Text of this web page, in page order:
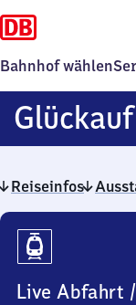
Bahnhof wählen
Glückauf
Reiseinfos
Reiseinfos
Live Abfahrt